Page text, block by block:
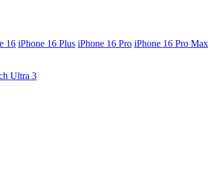
16 iPhone 16 Plus iPhone 16 Pro iPhone 16 Pro Max
Ultra 3